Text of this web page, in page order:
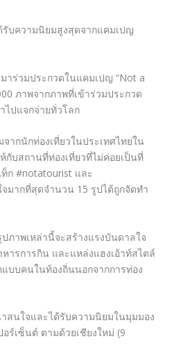
รับความนิยมสูงสุดจากแคมเปญ
ร่วมประกวดในแคมเปญ “Not a
ภาพจากภาพที่เข้าร่วมประกวด
ไปแจกจ่ายทั่วโลก
กนักท่องเที่ยวในประเทศไทยใน
กับสถานที่ท่องเที่ยวที่ไม่ค่อยเป็นที่
ก #notatourist และ
มากที่สุดจำนวน 15 รูปได้ถูกจัดทำ
ภาพเหล่านี้จะสร้างแรงบันดาลใจ
ารการกิน และแหล่งแฮงเอ้าท์สไตล์
บบคนในท้องถิ่นนอกจากการท่อง
สนใจและได้รับความนิยมในมุมมอง
ร์เซ็นต์ ตามด้วยเชียงใหม่ (9